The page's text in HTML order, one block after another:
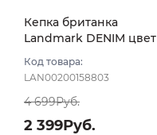
Кепка британка
Landmark DENIM цвет
Код товара:
LAN00200158803
4 699Руб.
2 399Руб.